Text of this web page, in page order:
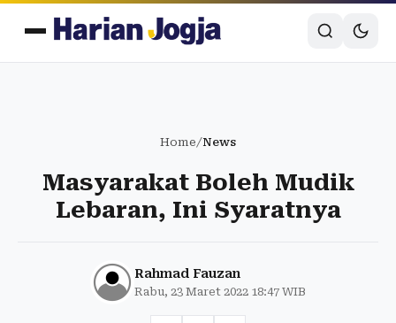
Home/News
Masyarakat Boleh Mudik
Lebaran, Ini Syaratnya
Rahmad Fauzan
Rabu, 23 Maret 2022 18:47 WIB